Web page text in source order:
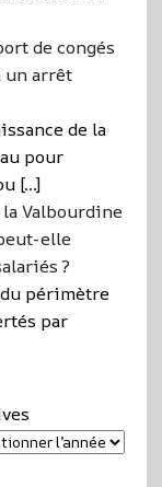
de congés
un arrêt
de la
pour
[…]
la Valbourdine
elle
?
périmètre
par